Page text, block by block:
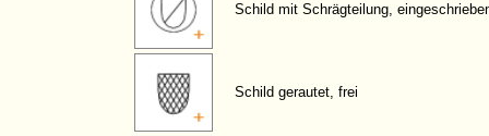
Schild mit Schrägteilung,
Schild gerautet, frei